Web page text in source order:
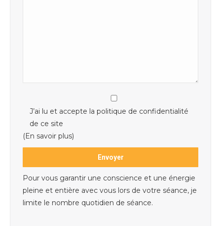
J’ai lu et accepte la politique de confidentialité
de ce site
(En savoir plus)
Pour vous garantir une conscience et une énergie
pleine et entière avec vous lors de votre séance, je
limite le nombre quotidien de séance.